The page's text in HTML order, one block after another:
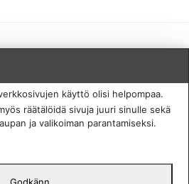
toimitustavat
käyttö olisi helpompaa.
räätälöidä sivuja juuri sinulle sekä
ja valikoiman parantamiseksi.
Godkänn